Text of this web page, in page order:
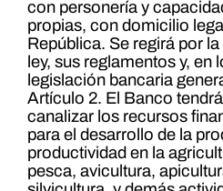
con personería y
propias, con domicilio
República. Se regirá por
ley, sus reglamentos y, en
legislación bancaria
Artículo 2. El Banco
canalizar los recursos
para el desarrollo de la
productividad en la
pesca, avicultura,